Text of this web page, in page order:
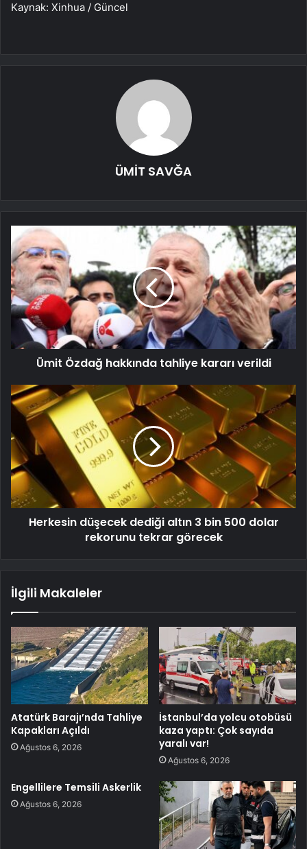
Kaynak: Xinhua / Güncel
ÜMİT SAVĞA
Ümit Özdağ hakkında tahliye kararı verildi
Herkesin düşecek dediği altın 3 bin 500 dolar
rekorunu tekrar görecek
İlgili Makaleler
Atatürk Barajı’nda Tahliye
Kapakları Açıldı
Ağustos 6, 2026
İstanbul’da yolcu otobüsü
kaza yaptı: Çok sayıda
yaralı var!
Ağustos 6, 2026
Engellilere Temsili Askerlik
Ağustos 6, 2026